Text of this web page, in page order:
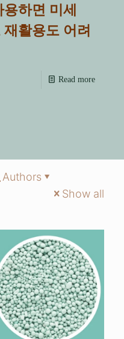
하면 미세
활용도 어려
Read more
Authors
Show all